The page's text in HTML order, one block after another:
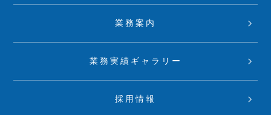
業務案内
業務実績ギャラリー
採用情報